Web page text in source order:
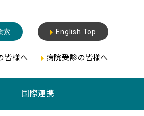
English Top
皆様へ 病院受診の皆様へ
国際連携